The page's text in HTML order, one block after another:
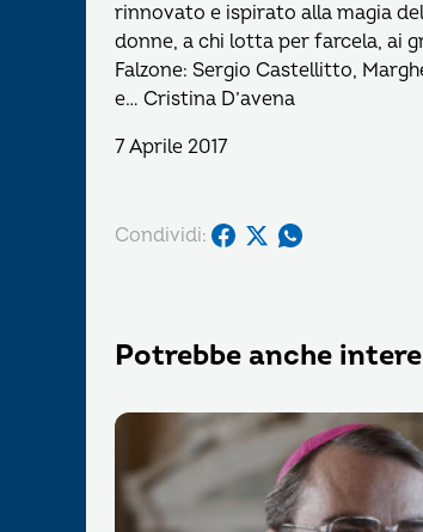
rinnovato e ispirato alla magia
donne, a chi lotta per farcela, ai
Falzone: Sergio Castellitto,
e… Cristina D’avena
7 Aprile 2017
Condividi:
Potrebbe anche